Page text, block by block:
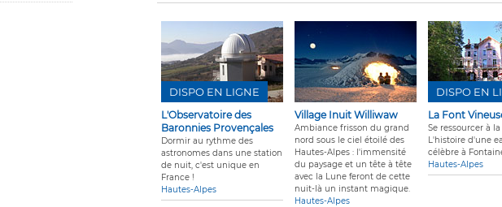
L'Observatoire des
Baronnies Provençales
Dormir au rythme des
astronomes dans une station
de nuit, c'est unique en
France !
Hautes-Alpes
DISPO EN LIGNE
Village Inuit Williwaw
Ambiance frisson du grand
nord sous le ciel étoilé des
Hautes-Alpes : l'immensité
du paysage et un tête à tête
avec la Lune feront de cette
nuit-là un instant magique.
Hautes-Alpes
La Font
Se ressourcer à
L'histoire d'une
célèbre à
Hautes-Alpes
DISPO EN